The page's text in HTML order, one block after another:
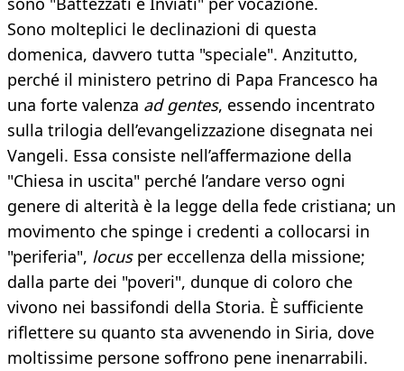
Sono molteplici le declinazioni di questa
domenica, davvero tutta "speciale". Anzitutto,
perché il ministero petrino di Papa Francesco ha
una forte valenza ad gentes, essendo incentrato
sulla trilogia dell’evangelizzazione disegnata nei
Vangeli. Essa consiste nell’affermazione della
"Chiesa in uscita" perché l’andare verso ogni
genere di alterità è la legge della fede cristiana; un
movimento che spinge i credenti a collocarsi in
"periferia", locusper eccellenza della missione;
dalla parte dei "poveri", dunque di coloro che
vivono nei bassifondi della Storia. È sufficiente
riflettere su quanto sta avvenendo in Siria, dove
moltissime persone soffrono pene inenarrabili.